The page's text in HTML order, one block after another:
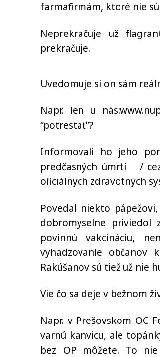
farmafirmám, ktoré nie
Neprekračuje už
prekračuje.
Uvedomuje si on sám
Napr. len u
“potrestať”?
Informovali ho jeho
predčasných úmrtí /
oficiálnych zdravotných
Povedal niekto
dobromyselne priviedol
povinnú vakcináciu,
vyhadzovanie
Rakúšanov sú tiež už nie
Vie čo sa deje v bežnom
Napr. v Prešovskom OC
varnú kanvicu, ale
bez OP môžete. To